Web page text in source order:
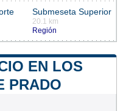
Submeseta Superior
20.1 km
Región
EN LOS
PRADO